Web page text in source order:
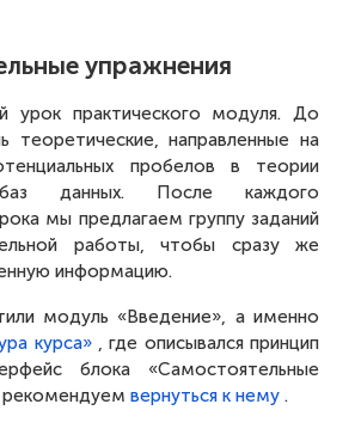
упражнения
урок практического модуля. До
теоретические, направленные на
пробелов в теории
баз данных. После каждого
мы предлагаем группу заданий
работы, чтобы сразу же
информацию.
модуль «Введение», а именно
курса» , где описывался принцип
блока «Самостоятельные
рекомендуем вернуться к нему .